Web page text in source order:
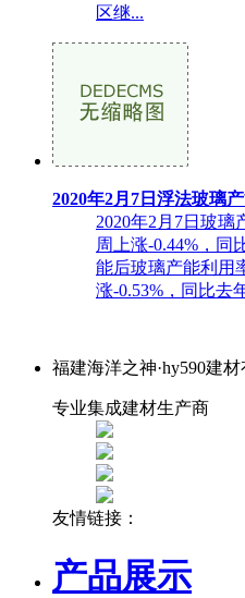
区继...
2020年2月7日浮法玻璃
2020年2月7日玻璃
周上涨-0.44%，同
能后玻璃产能利用
涨-0.53%，同比去
福建海洋之神·hy590建材
专业集成建材生产商
友情链接：
产品展示